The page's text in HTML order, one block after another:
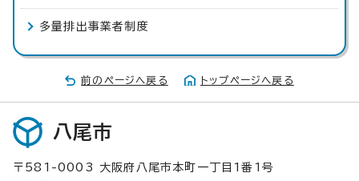
多量排出事業者制度
前のページへ戻る トップページへ戻る
八尾市
〒581-0003 大阪府八尾市本町一丁目1番1号